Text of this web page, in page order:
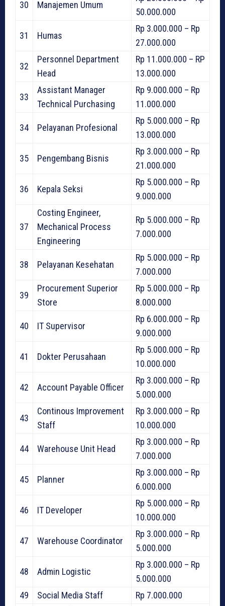
30 Manajemen Umum
50.000.000
31 Humas
Rp 3.000.000 – Rp
27.000.000
32
Personnel Department
Head
Rp 11.000.000 – RP
13.000.000
33
Assistant Manager
Technical Purchasing
Rp 9.000.000 – Rp
11.000.000
34 Pelayanan Profesional
Rp 5.000.000 – Rp
13.000.000
35 Pengembang Bisnis
Rp 3.000.000 – Rp
21.000.000
36 Kepala Seksi
Rp 5.000.000 – Rp
9.000.000
37
Costing Engineer,
Mechanical Process
Engineering
Rp 5.000.000 – Rp
7.000.000
38 Pelayanan Kesehatan
Rp 5.000.000 – Rp
7.000.000
39
Procurement Superior
Store
Rp 5.000.000 – Rp
8.000.000
40 IT Supervisor
Rp 6.000.000 – Rp
9.000.000
41 Dokter Perusahaan
Rp 5.000.000 – Rp
10.000.000
42 Account Payable Officer
Rp 3.000.000 – Rp
5.000.000
43
Continous Improvement
Staff
Rp 3.000.000 – Rp
10.000.000
44 Warehouse Unit Head
Rp 3.000.000 – Rp
7.000.000
45 Planner
Rp 3.000.000 – Rp
6.000.000
46 IT Developer
Rp 5.000.000 – Rp
10.000.000
47 Warehouse Coordinator
Rp 3.000.000 – Rp
5.000.000
48 Admin Logistic
Rp 3.000.000 – Rp
5.000.000
49
Social Media Staff
Rp 7.000.000